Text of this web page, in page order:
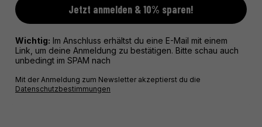
Jetzt anmelden & 10% sparen!
Wichtig: Im Anschluss erhältst du eine E-Mail mit einem
Link, um deine Anmeldung zu bestätigen. Bitte schau auch
unbedingt im SPAM nach
Mit der Anmeldung zum Newsletter akzeptierst du die
Datenschutzbestimmungen